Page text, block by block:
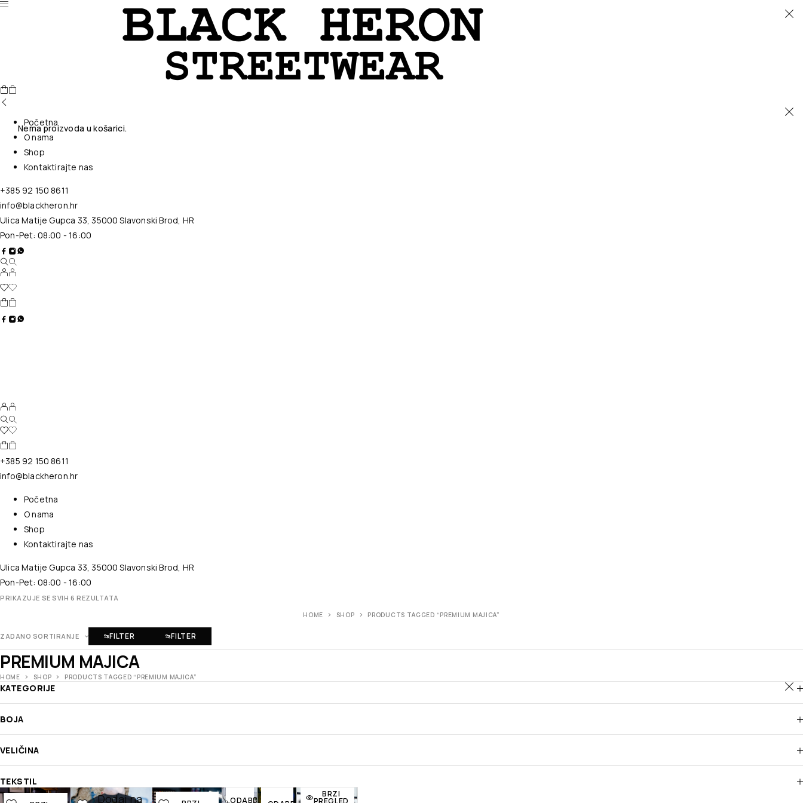
Nema proizvoda u košarici.
Početna
O nama
Shop
Kontaktirajte nas
+385 92 150 8611
info@blackheron.hr
Ulica Matije Gupca 33, 35000 Slavonski Brod, HR
Pon-Pet: 08:00 - 16:00
+385 92 150 8611
info@blackheron.hr
Početna
O nama
Shop
Kontaktirajte nas
Ulica Matije Gupca 33, 35000 Slavonski Brod, HR
Pon-Pet: 08:00 - 16:00
PRIKAZUJE SE SVIH 6 REZULTATA
HOME SHOP PRODUCTS TAGGED “PREMIUM MAJICA”
ZADANO SORTIRANJE FILTER FILTER
PREMIUM MAJICA
HOME SHOP PRODUCTS TAGGED “PREMIUM MAJICA”
KATEGORIJE
BOJA
VELIČINA
TEKSTIL
Dodaj na Dodaj na Dodaj na Dodaj
BRZI
ODABERI Dodaj Dodaj
BRZI